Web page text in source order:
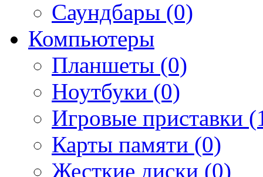
Саундбары (0)
Компьютеры
Планшеты (0)
Ноутбуки (0)
Игровые приставки
Карты памяти (0)
Жесткие диски (0)